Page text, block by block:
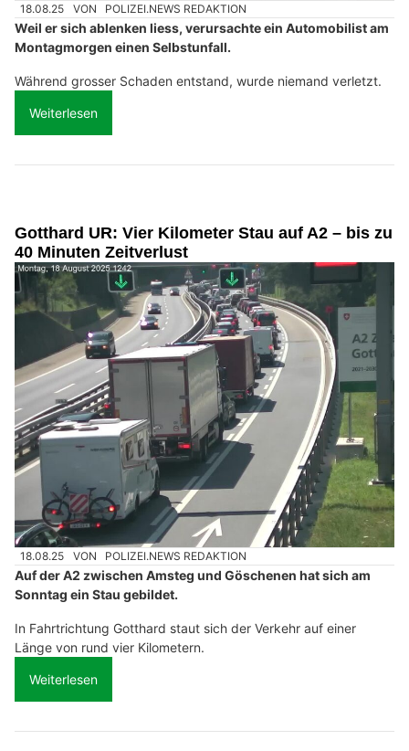
18.08.25 VON POLIZEI.NEWS REDAKTION
Weil er sich ablenken liess, verursachte ein Automobilist am
Montagmorgen einen Selbstunfall.
Während grosser Schaden entstand, wurde niemand verletzt.
Weiterlesen
Gotthard UR: Vier Kilometer Stau auf A2 – bis zu
40 Minuten Zeitverlust
18.08.25 VON POLIZEI.NEWS REDAKTION
Auf der A2 zwischen Amsteg und Göschenen hat sich am
Sonntag ein Stau gebildet.
In Fahrtrichtung Gotthard staut sich der Verkehr auf einer
Länge von rund vier Kilometern.
Weiterlesen